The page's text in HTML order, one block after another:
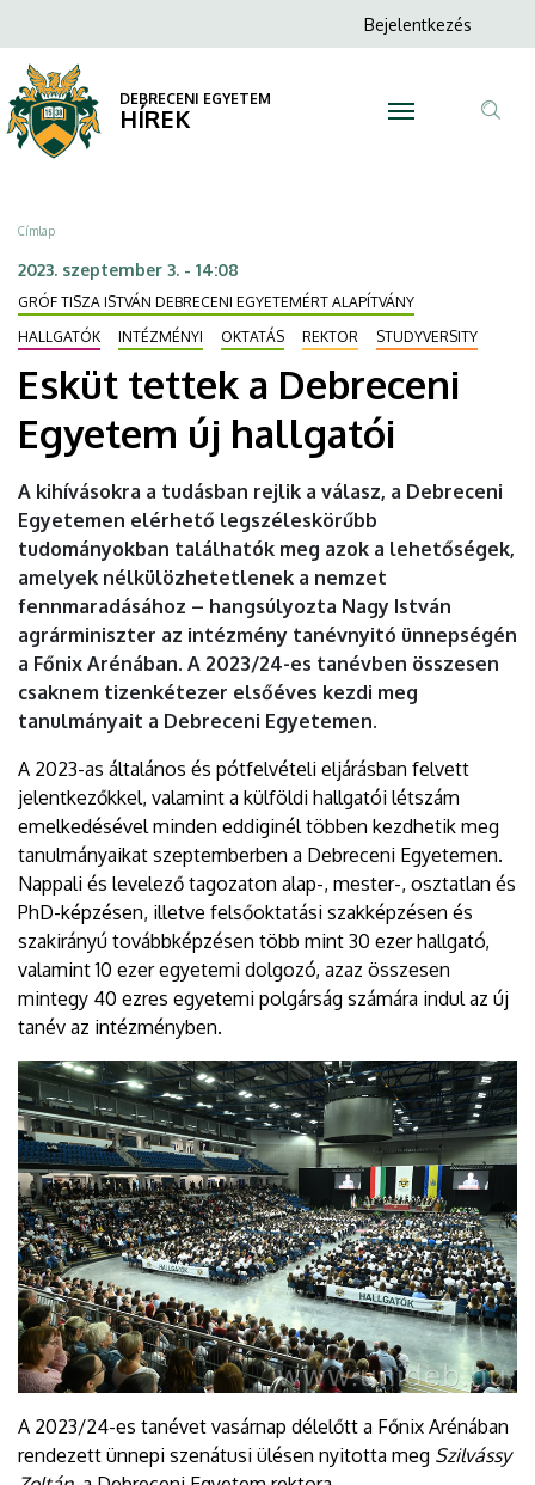
tettek
a
Debreceni
Egyetem
új
hallgatói
DEBRECENI
EGYETEM
a
tartalomra
Anonim
menüje
Bejelentkezés
DEBRECENI EGYETEM
HÍREK
Morzsa
Címlap
2023. szeptember 3. - 14:08
GRÓF TISZA ISTVÁN DEBRECENI EGYETEMÉRT ALAPÍTVÁNY
HALLGATÓK
INTÉZMÉNYI OKTATÁS REKTOR STUDYVERSITY
Esküt tettek a Debreceni
Egyetem új hallgatói
A kihívásokra a tudásban rejlik a válasz, a Debreceni
Egyetemen elérhető legszéleskörűbb
tudományokban találhatók meg azok a lehetőségek,
amelyek nélkülözhetetlenek a nemzet
fennmaradásához – hangsúlyozta Nagy István
agrárminiszter az intézmény tanévnyitó ünnepségén
a Főnix Arénában. A 2023/24-es tanévben összesen
csaknem tizenkétezer elsőéves kezdi meg
tanulmányait a Debreceni Egyetemen.
A 2023-as általános és pótfelvételi eljárásban felvett
jelentkezőkkel, valamint a külföldi hallgatói létszám
emelkedésével minden eddiginél többen kezdhetik meg
tanulmányaikat szeptemberben a Debreceni Egyetemen.
Nappali és levelező tagozaton alap-, mester-, osztatlan és
PhD-képzésen, illetve felsőoktatási szakképzésen és
szakirányú továbbképzésen több mint 30 ezer hallgató,
valamint 10 ezer egyetemi dolgozó, azaz összesen
mintegy 40 ezres egyetemi polgárság számára indul az új
tanév az intézményben.
A 2023/24-es tanévet vasárnap délelőtt a Főnix Arénában
rendezett ünnepi szenátusi ülésen nyitotta meg Szilvássy